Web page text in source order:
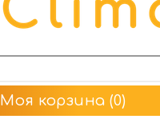
Моя корзина (0)